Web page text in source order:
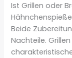
Ist Grillen oder
Beide
Nachteile.